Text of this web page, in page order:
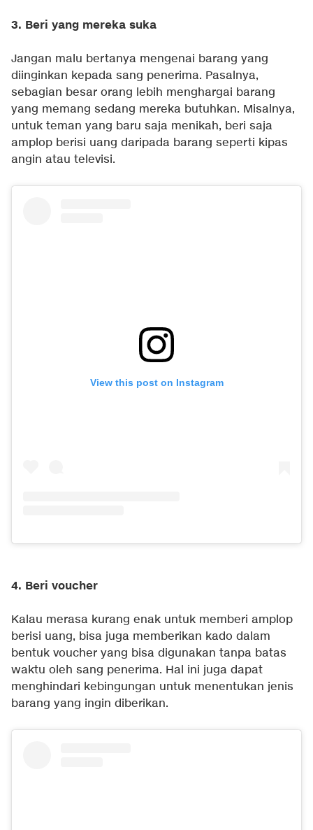
3. Beri yang mereka suka
Jangan malu bertanya mengenai barang yang
diinginkan kepada sang penerima. Pasalnya,
sebagian besar orang lebih menghargai barang
yang memang sedang mereka butuhkan. Misalnya,
untuk teman yang baru saja menikah, beri saja
amplop berisi uang daripada barang seperti kipas
angin atau televisi.
View this post on Instagram
4. Beri voucher
Kalau merasa kurang enak untuk memberi amplop
berisi uang, bisa juga memberikan kado dalam
bentuk voucher yang bisa digunakan tanpa batas
waktu oleh sang penerima. Hal ini juga dapat
menghindari kebingungan untuk menentukan jenis
barang yang ingin diberikan.